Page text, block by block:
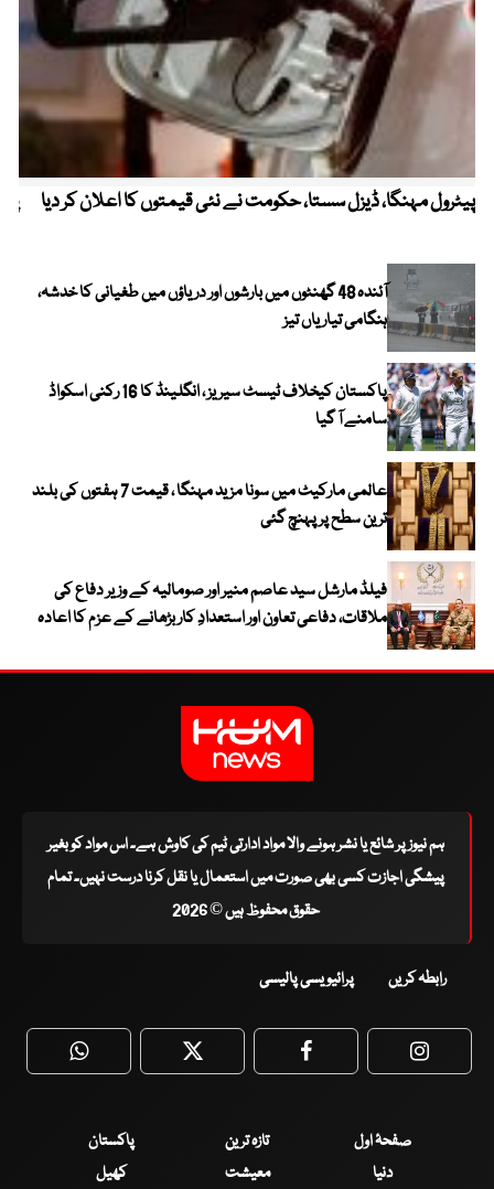
پیٹرول مہنگا، ڈیزل سستا، حکومت نے نئی قیمتوں کا اعلان کر دیا
آئندہ 48 گھنٹوں میں بارشوں اور دریاؤں میں طغیانی کا خدشہ،
ہنگامی تیاریاں تیز
پاکستان کیخلاف ٹیسٹ سیریز ، انگلینڈ کا 16 رکنی اسکواڈ
سامنے آ گیا
عالمی مارکیٹ میں سونا مزید مہنگا ، قیمت 7 ہفتوں کی بلند
ترین سطح پر پہنچ گئی
فیلڈ مارشل سید عاصم منیر اور صومالیہ کے وزیر دفاع کی
ملاقات، دفاعی تعاون اور استعدادِ کار بڑھانے کے عزم کا اعادہ
ہم نیوز پر شائع یا نشر ہونے والا مواد ادارتی ٹیم کی کاوش ہے۔ اس مواد کو بغیر
پیشگی اجازت کسی بھی صورت میں استعمال یا نقل کرنا درست نہیں۔ تمام
حقوق محفوظ ہیں © 2026
رابطہ کریں پرائیویسی پالیسی
WhatsApp Twitter Facebook
صفحۂ اول تازہ ترین
پاکستان
دنیا
معیشت کھیل